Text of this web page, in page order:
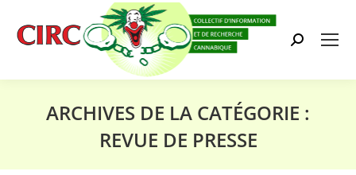
Search:
ARCHIVES DE LA CATÉGORIE :
REVUE DE PRESSE